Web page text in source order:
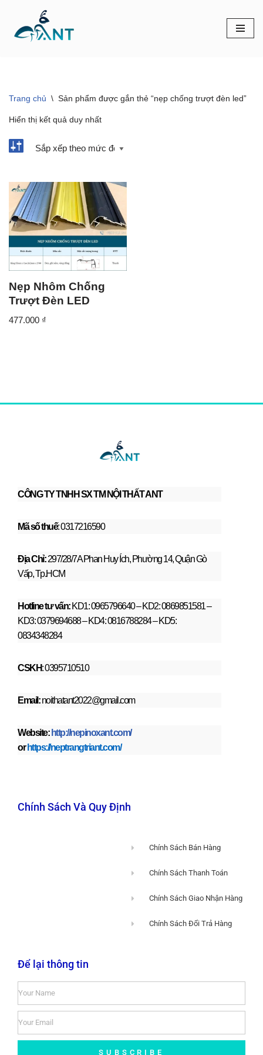
Chuyển
Trang chủ \ Sản phẩm được gắn thẻ “nẹp chống trượt đèn led”
Hiển thị kết quả duy nhất
Nẹp Nhôm Chống
Trượt Đèn LED
477.000 ₫
CÔNG TY TNHH SX TM NỘI THẤT ANT
Mã số thuế: 0317216590
Địa Chỉ:297/28/7A Phan Huy Ích, Phường 14, Quận Gò
Vấp, Tp.HCM
Hotline tư vấn:KD1: 0965796640 – KD2: 0869851581 –
KD3: 0379694688 – KD4: 0816788284 – KD5:
0834348284
CSKH: 0395710510
Email:noithatant2022@gmail.com
Website: http://nepinoxant.com/
or https://neptrangtriant.com/
Chính Sách Và Quy Định
Chính Sách Bán Hàng
Chính Sách Thanh Toán
Chính Sách Giao Nhận Hàng
Chính Sách Đổi Trả Hàng
Để lại thông tin
SUBSCRIBE